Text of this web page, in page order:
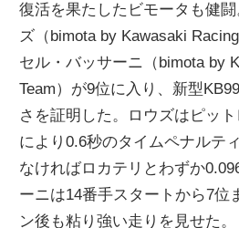
復活を果たしたビモータも健
ズ（bimota by Kawasaki
セル・バッサーニ（bimota by
Team）が9位に入り、新型
さを証明した。ロウズはピッ
により0.6秒のタイムペナルテ
なければロカテリとわずか
ーニは14番手スタートから7位
ン後も粘り強い走りを見せた。